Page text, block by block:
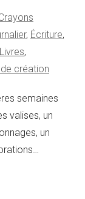
, Écriture,
Livres,
création
semaines
valises, un
un